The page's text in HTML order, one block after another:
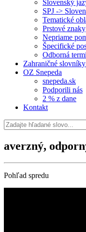
Slovenský
SPJ ->
Tematické
Prstové znaky
Nepriame
Špecifické
Odborná
Zahraničné
OZ Snepeda
snepeda.sk
Podporili nás
2 % z dane
Kontakt
averzný,
Pohľad spredu